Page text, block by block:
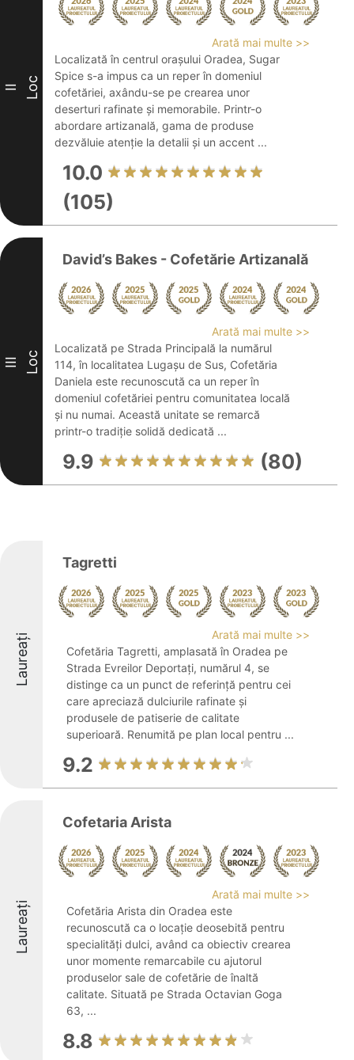
II Loc
Arată mai multe >>
Localizată în centrul orașului Oradea, Sugar
Spice s-a impus ca un reper în domeniul
cofetăriei, axându-se pe crearea unor
deserturi rafinate și memorabile. Printr-o
abordare artizanală, gama de produse
dezvăluie atenție la detalii și un accent ...
10.0
(105)
III Loc
David’s Bakes - Cofetărie Artizanală
Arată mai multe >>
Localizată pe Strada Principală la numărul
114, în localitatea Lugașu de Sus, Cofetăria
Daniela este recunoscută ca un reper în
domeniul cofetăriei pentru comunitatea locală
și nu numai. Această unitate se remarcă
printr-o tradiție solidă dedicată ...
9.9 (80)
Laureați
Tagretti
Arată mai multe >>
Cofetăria Tagretti, amplasată în Oradea pe
Strada Evreilor Deportați, numărul 4, se
distinge ca un punct de referință pentru cei
care apreciază dulciurile rafinate și
produsele de patiserie de calitate
superioară. Renumită pe plan local pentru ...
9.2
Laureați
Cofetaria Arista
Arată mai multe >>
Cofetăria Arista din Oradea este
recunoscută ca o locație deosebită pentru
specialități dulci, având ca obiectiv crearea
unor momente remarcabile cu ajutorul
produselor sale de cofetărie de înaltă
calitate. Situată pe Strada Octavian Goga
63, ...
8.8